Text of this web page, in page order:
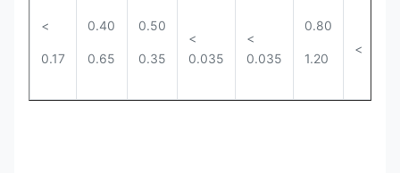
<
0.17
0.40
0.65
0.50
0.35
<
0.035
<
0.035
0.80
1.20
<